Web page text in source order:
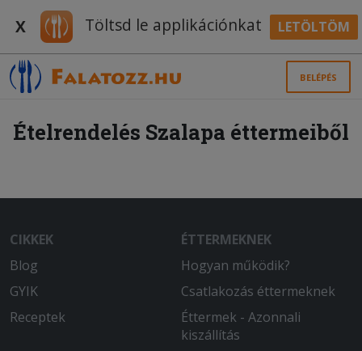
X Töltsd le applikációnkat LETÖLTÖM
BELÉPÉS
Ételrendelés Szalapa éttermeiből
CIKKEK
Blog
GYIK
Receptek
ÉTTERMEKNEK
Hogyan működik?
Csatlakozás éttermeknek
Éttermek - Azonnali
kiszállítás